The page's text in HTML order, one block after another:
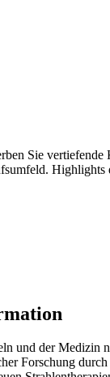
Sie
und der
Forschung